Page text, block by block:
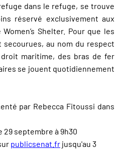
dans le refuge, se trouve
réservé exclusivement aux
Shelter. Pour que les
au nom du respect
maritime, des bras de fer
se jouent quotidiennement
par Rebecca Fitoussi dans
septembre à 9h30
publicsenat.fr jusqu'au 3